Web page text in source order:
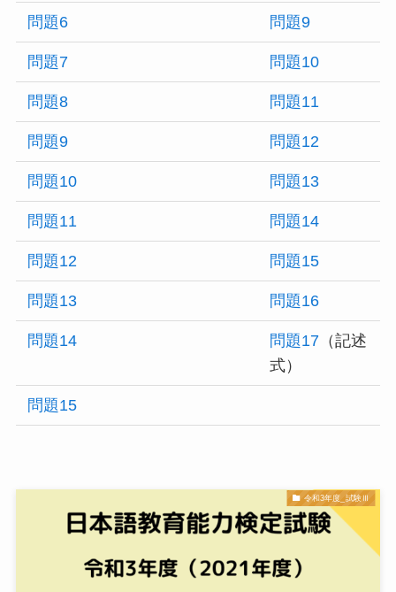
問題6 問題9
問題7 問題10
問題8 問題11
問題9 問題12
問題10 問題13
問題11 問題14
問題12 問題15
問題13 問題16
問題14 問題17 （記述
式）
問題15
令和3年度_試験Ⅲ